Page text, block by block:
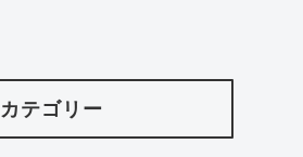
カテゴリー